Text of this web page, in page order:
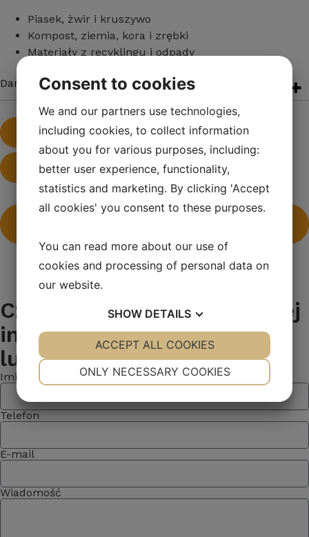
Piasek, żwir i kruszywo
Kompost, ziemia, kora i zrębki
Materiały z recyklingu i odpady
Dane techniczne
Bezpłatna oferta
Pobierz broszurę
Czy chcesz otrzymać więcej
informacji o ECO1, ofertę
lub propozycję leasingu?
Imię i nazwisko
Telefon
E-mail
Wiadomość
Consent to cookies
We and our partners use technologies,
including cookies, to collect information
about you for various purposes, including:
better user experience, functionality,
statistics and marketing. By clicking 'Accept
all cookies' you consent to these purposes.
You can read more about our use of
cookies and processing of personal data on
our website.
SHOW DETAILS
YES NO YES NO
MARKETING STATISTICS
ONLY NECESSARY COOKIES
ACCEPT ALL COOKIES